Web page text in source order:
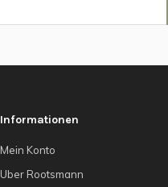
Informationen
Mein Konto
Uber Rootsmann